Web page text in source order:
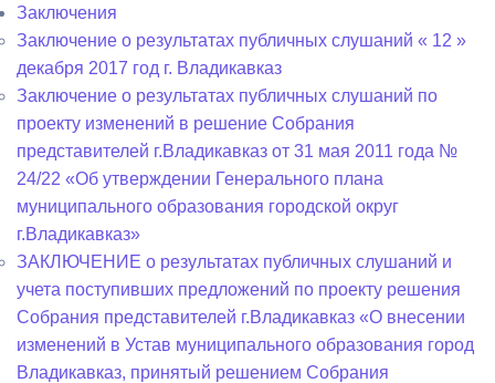
Заключения
Заключение о результатах публичных слушаний « 12 »
декабря 2017 год г. Владикавказ
Заключение о результатах публичных слушаний по
проекту изменений в решение Собрания
представителей г.Владикавказ от 31 мая 2011 года №
24/22 «Об утверждении Генерального плана
муниципального образования городской округ
г.Владикавказ»
ЗАКЛЮЧЕНИЕ о результатах публичных слушаний и
учета поступивших предложений по проекту решения
Собрания представителей г.Владикавказ «О внесении
изменений в Устав муниципального образования город
Владикавказ, принятый решением Собрания